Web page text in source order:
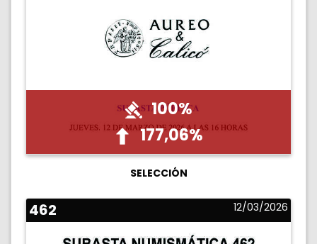
100%
177,06%
SELECCIÓN
462 12/03/2026